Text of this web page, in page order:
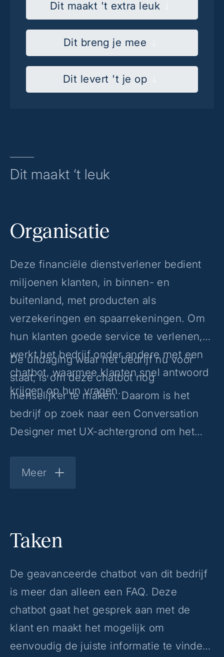
Dit maakt 't extra leuk
Dit breng je mee
Dit levert 't je op
Dit maakt ‘t leuk
Organisatie
Deze financiële dienstverlener bedient
miljoenen klanten, in binnen- en
buitenland, met producten als
verzekeringen en spaarrekeningen. Om
hun klanten goede service te verlenen,
werkt het bedrijf onder andere met een
chatbot, waarmee klanten snel antwoord
krijgen op hun vragen.
De uitdaging waar het bedrijf nu voor
staat, is om deze chatbot nog
menselijker te maken. Daarom is het
bedrijf op zoek naar een Conversation
Designer met UX-achtergrond om het
Meer
Taken
De geavanceerde chatbot van dit bedrijf
is meer dan alleen een FAQ. Deze
chatbot gaat het gesprek aan met de
klant en maakt het mogelijk om
eenvoudig de juiste informatie te vinden.